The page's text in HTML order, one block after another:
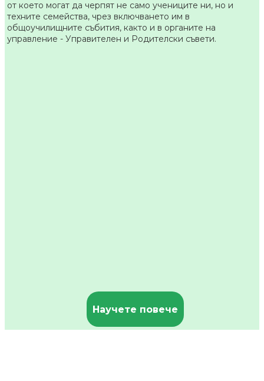
от което могат да черпят не само учениците ни, но и
техните семейства, чрез включването им в
общоучилищните събития, както и в органите на
управление - Управителен и Родителски съвети.
Научете повече